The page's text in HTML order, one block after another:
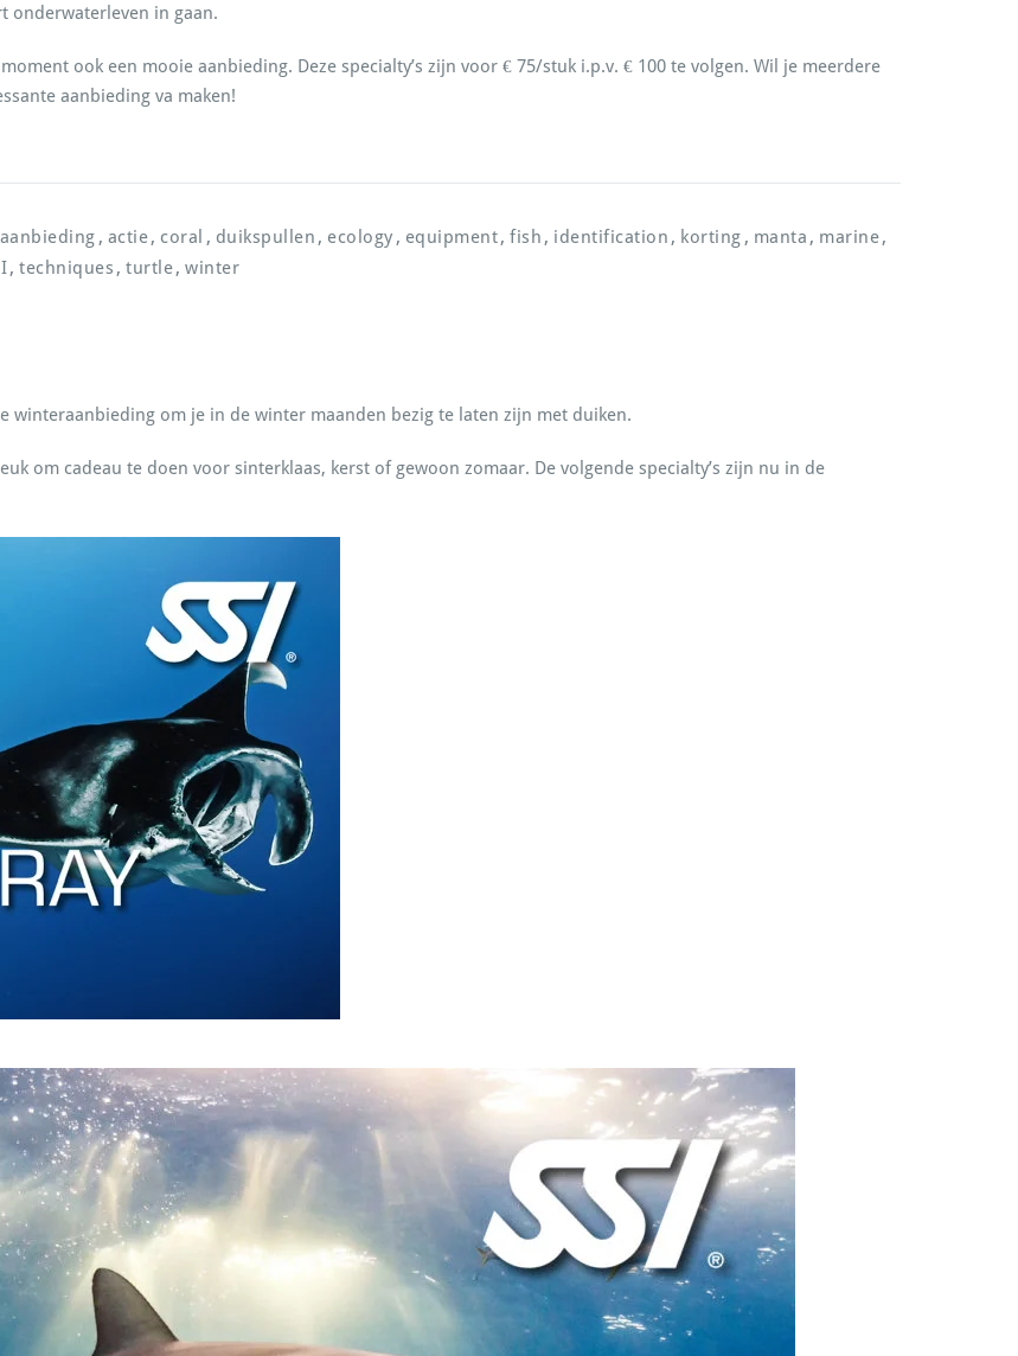
onderwaterleven in gaan.
ook een mooie aanbieding. Deze specialty’s zijn voor € 75/stuk i.p.v. € 100 te volgen. Wil je meerdere
aanbieding va maken!
aanbieding , actie, coral , duikspullen , ecology , equipment, fish , identification , korting , manta , marine,
, techniques , turtle, winter
winteraanbieding om je in de winter maanden bezig te laten zijn met duiken.
om cadeau te doen voor sinterklaas, kerst of gewoon zomaar. De volgende specialty’s zijn nu in de